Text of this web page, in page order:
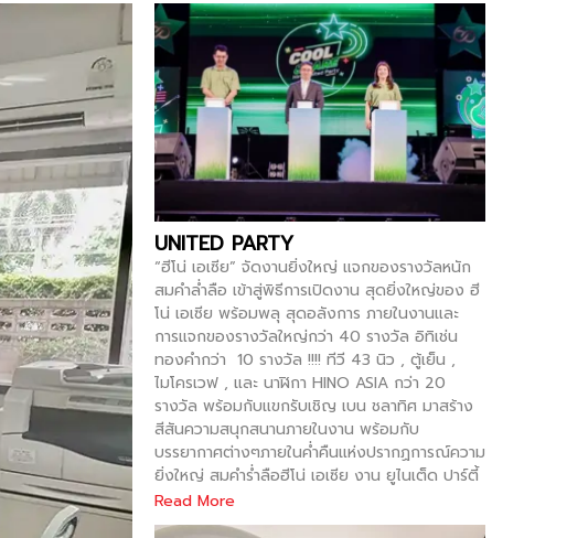
UNITED PARTY
“ฮีโน่ เอเซีย” จัดงานยิ่งใหญ่ แจกของรางวัลหนัก
สมคำล่ำลือ เข้าสู่พิธีการเปิดงาน สุดยิ่งใหญ่ของ ฮี
โน่ เอเซีย พร้อมพลุ สุดอลังการ ภายในงานและ
การแจกของรางวัลใหญ่กว่า 40 รางวัล อิทิเช่น
ทองคำกว่า 10 รางวัล !!!! ทีวี 43 นิว , ตู้เย็น ,
ไมโครเวฟ , และ นาฬิกา HINO ASIA กว่า 20
รางวัล พร้อมกับแขกรับเชิญ เบน ชลาทิศ มาสร้าง
สีสันความสนุกสนานภายในงาน พร้อมกับ
บรรยากาศต่างๆภายในค่ำคืนแห่งปรากฏการณ์ความ
ยิ่งใหญ่ สมคำร่ำลือฮีโน่ เอเซีย งาน ยูไนเต็ด ปาร์ตี้
Read More